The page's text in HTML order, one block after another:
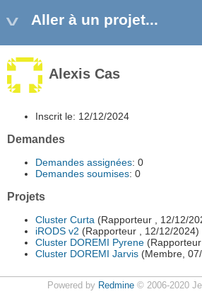
Aller à un projet...
Alexis Cas
Inscrit le: 12/12/2024
Demandes
Demandes assignées: 0
Demandes soumises: 0
Projets
Cluster Curta (Rapporteur , 12/12/
iRODS v2 (Rapporteur , 12/12/2024)
Cluster DOREMI Pyrene
Cluster DOREMI Jarvis (Membre,
Powered by Redmine© 2006-2020